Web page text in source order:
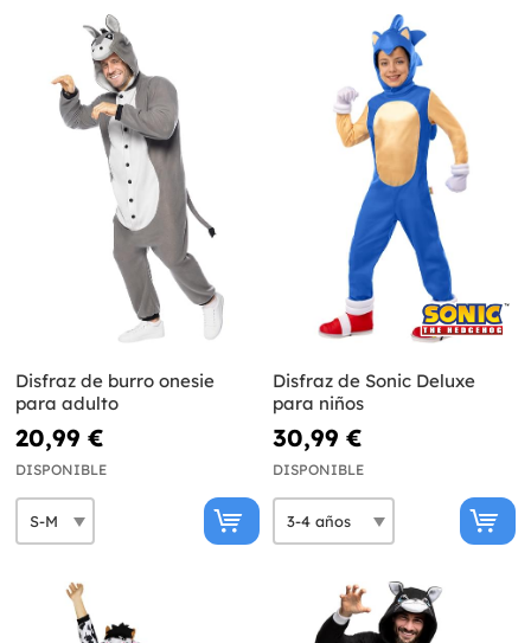
Disfraz de burro onesie
para adulto
20,99 €
DISPONIBLE
Disfraz de Sonic Deluxe
para niños
30,99 €
DISPONIBLE